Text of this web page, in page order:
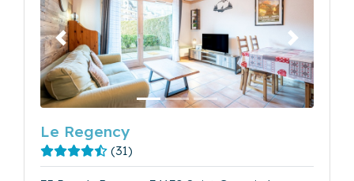
Précédent Suivant
Le Regency
(31)